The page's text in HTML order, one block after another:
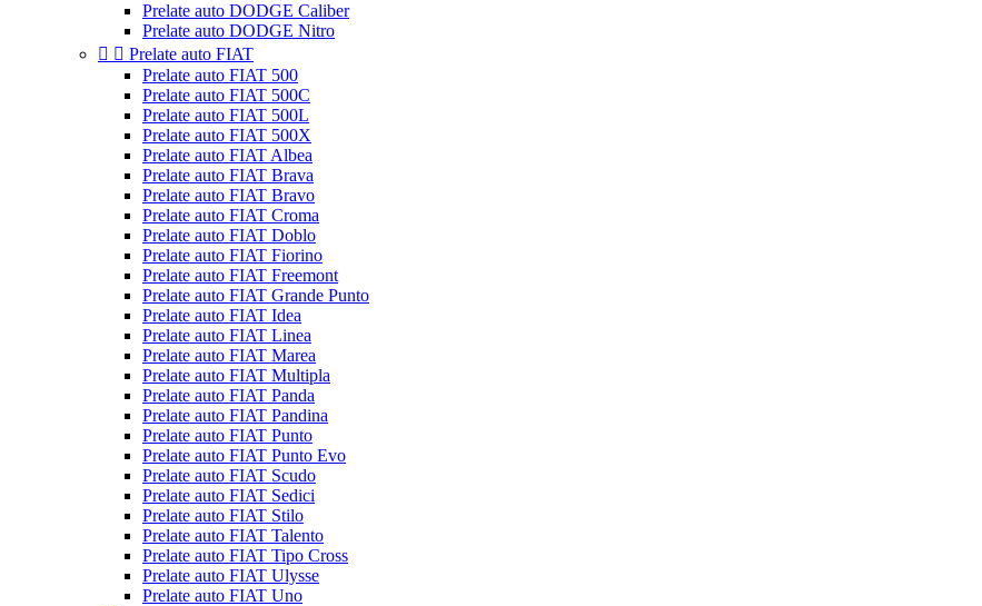
Prelate auto DODGE Caliber
Prelate auto DODGE Nitro
  Prelate auto FIAT
Prelate auto FIAT 500
Prelate auto FIAT 500C
Prelate auto FIAT 500L
Prelate auto FIAT 500X
Prelate auto FIAT Albea
Prelate auto FIAT Brava
Prelate auto FIAT Bravo
Prelate auto FIAT Croma
Prelate auto FIAT Doblo
Prelate auto FIAT Fiorino
Prelate auto FIAT Freemont
Prelate auto FIAT Grande Punto
Prelate auto FIAT Idea
Prelate auto FIAT Linea
Prelate auto FIAT Marea
Prelate auto FIAT Multipla
Prelate auto FIAT Panda
Prelate auto FIAT Pandina
Prelate auto FIAT Punto
Prelate auto FIAT Punto Evo
Prelate auto FIAT Scudo
Prelate auto FIAT Sedici
Prelate auto FIAT Stilo
Prelate auto FIAT Talento
Prelate auto FIAT Tipo Cross
Prelate auto FIAT Ulysse
Prelate auto FIAT Uno